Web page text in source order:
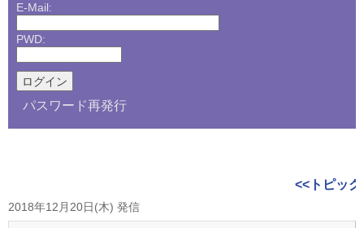
E-Mail:
PWD:
パスワード再発行
<<トピッ
2018年12月20日(木) 発信